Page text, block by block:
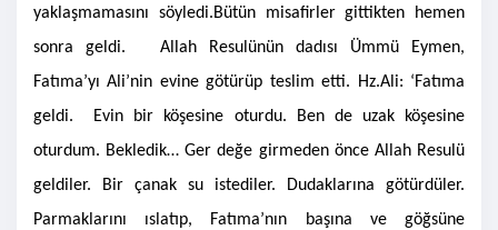
yaklaşmamasını söyledi.Bütün misafirler gittikten hemen
sonra geldi.
Allah Resulünün dadısı Ümmü Eymen,
Fatıma’yı Ali’nin evine götürüp teslim etti. Hz.Ali: ‘Fatıma
geldi. Evin bir köşesine oturdu. Ben de uzak köşesine
oturdum. Bekledik… Ger değe girmeden önce Allah Resulü
geldiler. Bir çanak su istediler. Dudaklarına götürdüler.
Parmaklarını ıslatıp, Fatıma’nın başına ve göğsüne